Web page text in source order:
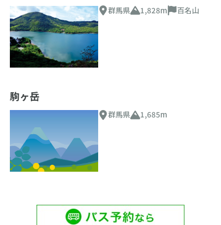
群馬県 1,828m 百名山
駒ヶ岳
群馬県 1,685m